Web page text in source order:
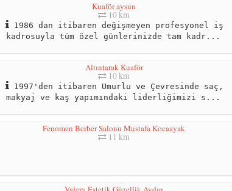
Kuaför aysun
10 km
1986 dan itibaren değişmeyen profesyonel iş
kadrosuyla tüm özel günlerinizde tam kadr...
Altıntarak Kuaför
10 km
1997'den itibaren Umurlu ve Çevresinde saç,
makyaj ve kaş yapımındaki liderliğimizi s...
Fenomen Berber Salonu Mustafa Kocaayak
11 km